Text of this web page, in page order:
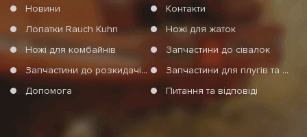
Новини
Контакти
Лопатки Rauch Kuhn
Ножі для жаток
Ножі для комбайнів
Запчастини до сівалок
Запчастини до розкидачів мінеральних добрив
Запчастини для плугів та агротехніки
Допомога
Питання та відповіді